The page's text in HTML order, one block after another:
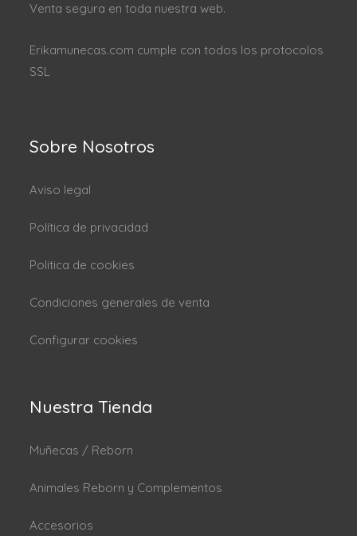
Venta segura en toda nuestra web.
Erikamunecas.com cumple con todos los protocolos
SSL
Sobre Nosotros
Aviso legal
Política de privacidad
Politica de cookies
Condiciones generales de venta
Configurar cookies
Nuestra Tienda
Muñecas / Reborn
Animales Reborn y Complementos
Accesorios